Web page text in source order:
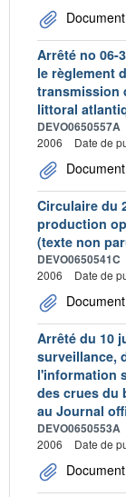
Arrêté no 06-
le règlement
transmission
littoral
DEVO0650557A
2006
Date de
Circulaire du
production
(texte non
DEVO0650541C
2006
Date de
Arrêté du 10
surveillance,
l'information
des crues du
au Journal
DEVO0650553A
2006
Date de